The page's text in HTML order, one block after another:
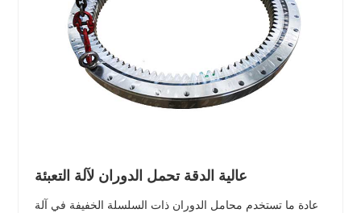
عالية الدقة تحمل الدوران لآلة التعبئة
عادة ما تستخدم محامل الدوران ذات السلسلة الخفيفة في آلة